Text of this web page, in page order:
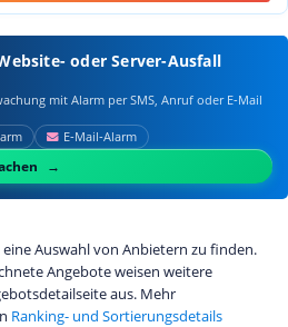
oder Server-Ausfall
mit Alarm per SMS, Anruf oder E‑Mail
E‑Mail‑Alarm
Auswahl von Anbietern zu finden.
Angebote weisen weitere
aus. Mehr
Ranking- und Sortierungsdetails